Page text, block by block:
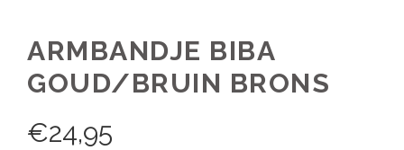
ARMBANDJE BIBA
GOUD/BRUIN BRONS
€24,95